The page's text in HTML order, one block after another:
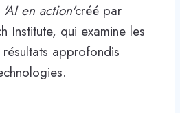
'AI en action'créé par
Institute, qui examine les
approfondis